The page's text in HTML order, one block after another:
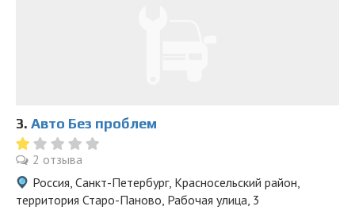
3. Авто Без проблем
2 отзыва
Россия, Санкт-Петербург, Красносельский район,
территория Старо-Паново, Рабочая улица, 3